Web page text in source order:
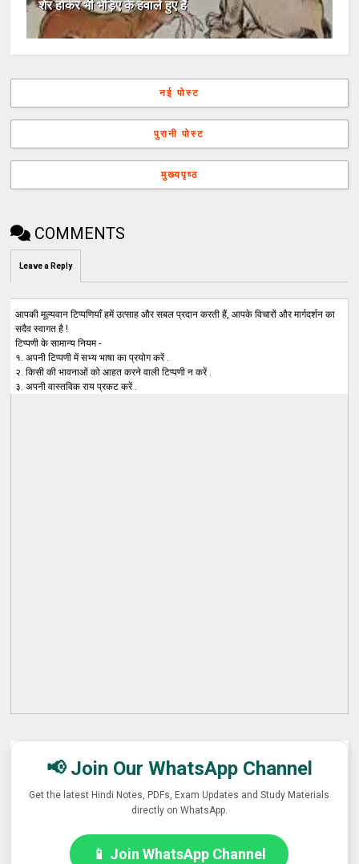
शेर होकर भी भेड़िए के हवाले हुए हैं
नई पोस्ट
पुरानी पोस्ट
मुख्यपृष्ठ
COMMENTS
Leave a Reply
आपकी मूल्यवान टिप्पणियाँ हमें उत्साह और सबल प्रदान करती हैं, आपके विचारों और मार्गदर्शन का
सदैव स्वागत है !
टिप्पणी के सामान्य नियम -
१. अपनी टिप्पणी में सभ्य भाषा का प्रयोग करें .
२. किसी की भावनाओं को आहत करने वाली टिप्पणी न करें .
३. अपनी वास्तविक राय प्रकट करें .
📢 Join Our WhatsApp Channel
Get the latest Hindi Notes, PDFs, Exam Updates and Study Materials
directly on WhatsApp.
📱 Join WhatsApp Channel